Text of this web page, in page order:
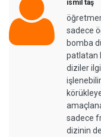
ismil taş
sadece
bomba
patlatan
diziler
sadece
dizinin